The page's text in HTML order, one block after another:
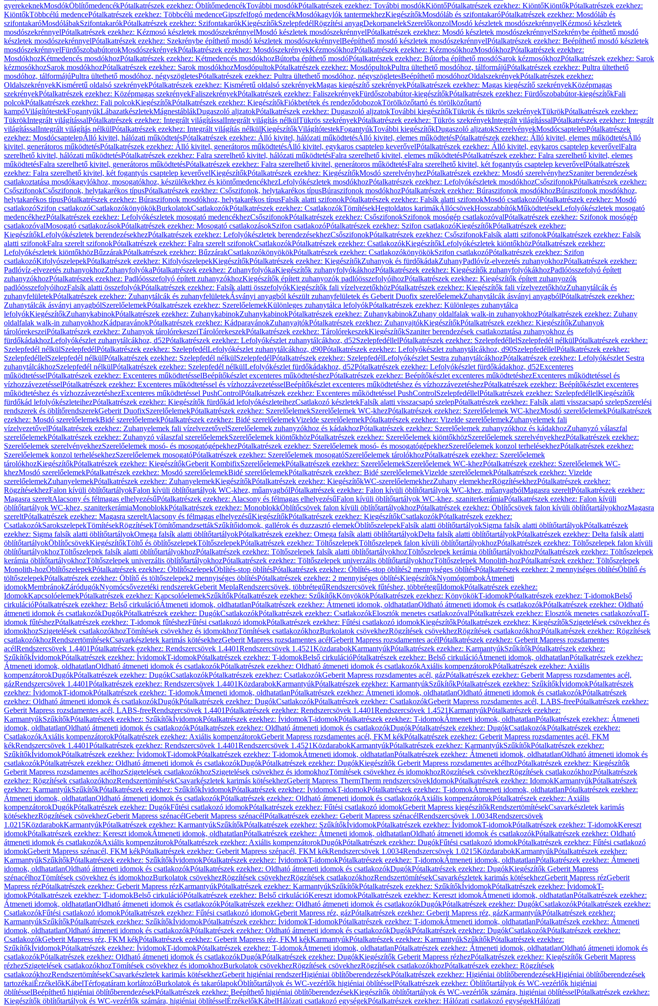
gyerekeknekMosdókÖblítőmedencékPótalkatrészek ezekhez: ÖblítőmedencékTovábbi mosdókPótalkatrészek ezekhez: További mosdókKiöntőPótalkatrészek ezekhez: KiöntőKiöntőkPótalkatrészek ezekhez:
KiöntőkTöbbcélú medencePótalkatrészek ezekhez: Többcélú medenceGipszfelfogó medencékMosdókagylók tantermekhezKiegészítőkMosdóláb és szifontakaróPótalkatrészek ezekhez: Mosdóláb és
szifontakaróMosdólábakSzifontakarókPótalkatrészek ezekhez: SzifontakarókKiegészítőkSzelepfedélRögzítési anyagDekorpanelekSzerelőkonzolMosdó készletek mosdószekrénnyelKézmosó készletek
mosdószekrénnyelPótalkatrészek ezekhez: Kézmosó készletek mosdószekrénnyelMosdó készletek mosdószekrénnyelPótalkatrészek ezekhez: Mosdó készletek mosdószekrénnyelSzekrénybe építhető mosdó
készletek mosdószekrénnyelPótalkatrészek ezekhez: Szekrénybe építhető mosdó készletek mosdószekrénnyelBeépíthető mosdó készletek mosdószekrénnyelPótalkatrészek ezekhez: Beépíthető mosdó készletek
mosdószekrénnyelFürdőszobabútorokMosdószekrényekPótalkatrészek ezekhez: MosdószekrényekKézmosókhozPótalkatrészek ezekhez: KézmosókhozMosdókhozPótalkatrészek ezekhez:
MosdókhozKétmedencés mosdókhozPótalkatrészek ezekhez: Kétmedencés mosdókhozBútorba építhető mosdóPótalkatrészek ezekhez: Bútorba építhető mosdóSarok kézmosókhozPótalkatrészek ezekhez: Sarok
kézmosókhozSarok mosdókhozPótalkatrészek ezekhez: Sarok mosdókhozMosdópultokPótalkatrészek ezekhez: MosdópultokPultra ültethető mosdóhoz, tálformájúPótalkatrészek ezekhez: Pultra ültethető
mosdóhoz, tálformájúPultra ültethető mosdóhoz, négyszögletesPótalkatrészek ezekhez: Pultra ültethető mosdóhoz, négyszögletesBeépíthető mosdóhozOldalszekrényekPótalkatrészek ezekhez:
OldalszekrényekKisméretű oldalsó szekrényekPótalkatrészek ezekhez: Kisméretű oldalsó szekrényekMagas kiegészítő szekrényekPótalkatrészek ezekhez: Magas kiegészítő szekrényekKözépmagas
szekrényekPótalkatrészek ezekhez: Középmagas szekrényekFaliszekrényekPótalkatrészek ezekhez: FaliszekrényekFürdőszobabútor-kiegészítőkPótalkatrészek ezekhez: Fürdőszobabútor-kiegészítőkFali
polcokPótalkatrészek ezekhez: Fali polcokKiegészítőkPótalkatrészek ezekhez: KiegészítőkFiókbetétek és rendeződobozokTörölközőtartó és törölközőtartó
kampóVilágítótestekFogantyúkLábazatkészletekMágnestáblákDugaszoló aljzatokPótalkatrészek ezekhez: Dugaszoló aljzatokTovábbi kiegészítőkTükrök és tükrös szekrényekTükrökPótalkatrészek ezekhez:
TükrökIntegrált világítássalPótalkatrészek ezekhez: Integrált világítássalIntegrált világítás nélkülTükrös szekrényekPótalkatrészek ezekhez: Tükrös szekrényekIntegrált világítássalPótalkatrészek ezekhez: Integrált
világítássalIntegrált világítás nélkülPótalkatrészek ezekhez: Integrált világítás nélkülKiegészítőkVilágítótestekFogantyúkTovábbi kiegészítőkDugaszoló aljzatokSzerelvényekMosdócsaptelepPótalkatrészek
ezekhez: MosdócsaptelepÁlló kivitel, hálózati működtetésPótalkatrészek ezekhez: Álló kivitel, hálózati működtetésÁlló kivitel, elemes működtetésPótalkatrészek ezekhez: Álló kivitel, elemes működtetésÁlló
kivitel, generátoros működtetésPótalkatrészek ezekhez: Álló kivitel, generátoros működtetésÁlló kivitel, egykaros csaptelep keverővelPótalkatrészek ezekhez: Álló kivitel, egykaros csaptelep keverővelFalra
szerelhető kivitel, hálózati működtetésPótalkatrészek ezekhez: Falra szerelhető kivitel, hálózati működtetésFalra szerelhető kivitel, elemes működtetésPótalkatrészek ezekhez: Falra szerelhető kivitel, elemes
működtetésFalra szerelhető kivitel, generátoros működtetésPótalkatrészek ezekhez: Falra szerelhető kivitel, generátoros működtetésFalra szerelhető kivitel, két fogantyús csaptelep keverővelPótalkatrészek
ezekhez: Falra szerelhető kivitel, két fogantyús csaptelep keverővelKiegészítőkPótalkatrészek ezekhez: KiegészítőkMosdó szerelvényhezPótalkatrészek ezekhez: Mosdó szerelvényhezSzaniter berendezések
csatlakoztatása mosdókagylókhoz, mosogatókhoz, készülékekhez és kiöntőmedencékhezLefolyókészletek mosdókhozPótalkatrészek ezekhez: Lefolyókészletek mosdókhozCsőszifonokPótalkatrészek ezekhez:
CsőszifonokCsőszifonok, helytakarékos típusPótalkatrészek ezekhez: Csőszifonok, helytakarékos típusBúraszifonok mosdókhozPótalkatrészek ezekhez: Búraszifonok mosdókhozBúraszifonok mosdókhoz,
helytakarékos típusPótalkatrészek ezekhez: Búraszifonok mosdókhoz, helytakarékos típusFalsík alatti szifonokPótalkatrészek ezekhez: Falsík alatti szifonokMosdó csatlakozóPótalkatrészek ezekhez: Mosdó
csatlakozóSzifon csatlakozóCsatlakozókönyökökBurkolatokCsatlakozókPótalkatrészek ezekhez: CsatlakozókTömítésekHegtoldatos karimákÁllócsövekHosszabbítókMűködtetésekLefolyókészletek mosogató
medencékhezPótalkatrészek ezekhez: Lefolyókészletek mosogató medencékhezCsőszifonokPótalkatrészek ezekhez: CsőszifonokSzifonok mosógép csatlakozóvalPótalkatrészek ezekhez: Szifonok mosógép
csatlakozóvalMosogató csatlakozásokPótalkatrészek ezekhez: Mosogató csatlakozásokSzifon csatlakozóPótalkatrészek ezekhez: Szifon csatlakozóKiegészítőkPótalkatrészek ezekhez:
KiegészítőkLefolyókészletek berendezésekhezPótalkatrészek ezekhez: Lefolyókészletek berendezésekhezCsőszifonokPótalkatrészek ezekhez: CsőszifonokFalsík alatti szifonokPótalkatrészek ezekhez: Falsík
alatti szifonokFalra szerelt szifonokPótalkatrészek ezekhez: Falra szerelt szifonokCsatlakozókPótalkatrészek ezekhez: CsatlakozókKiegészítőkLefolyókészletek kiöntőkhözPótalkatrészek ezekhez:
Lefolyókészletek kiöntőkhözBűzzárakPótalkatrészek ezekhez: BűzzárakCsatlakozókönyökökPótalkatrészek ezekhez: CsatlakozókönyökökSzifon csatlakozóPótalkatrészek ezekhez: Szifon
csatlakozóKifolyószelepekPótalkatrészek ezekhez: KifolyószelepekKiegészítőkPótalkatrészek ezekhez: KiegészítőkZuhanyok és fürdőkádakZuhanyPadlóvíz-elvezetés zuhanyokhozPótalkatrészek ezekhez:
Padlóvíz-elvezetés zuhanyokhozZuhanyfolyókaPótalkatrészek ezekhez: ZuhanyfolyókaKiegészítők zuhanyfolyókákhozPótalkatrészek ezekhez: Kiegészítők zuhanyfolyókákhozPadlóösszefolyó épített
zuhanyzókhozPótalkatrészek ezekhez: Padlóösszefolyó épített zuhanyzókhozKiegészítők épített zuhanyozók padlóösszefolyóihozPótalkatrészek ezekhez: Kiegészítők épített zuhanyozók
padlóösszefolyóihozFalsík alatti összefolyókPótalkatrészek ezekhez: Falsík alatti összefolyókKiegészítők fali vízelvezetőkhözPótalkatrészek ezekhez: Kiegészítők fali vízelvezetőkhözZuhanytálcák és
zuhanyfelületekPótalkatrészek ezekhez: Zuhanytálcák és zuhanyfelületekÁsványi anyagból készült zuhanyfelületek és Geberit Duofix szerelőelemekZuhanytálcák ásványi anyagbólPótalkatrészek ezekhez:
Zuhanytálcák ásványi anyagbólSzerelőelemekPótalkatrészek ezekhez: SzerelőelemekKülönleges zuhanytálca lefolyókPótalkatrészek ezekhez: Különleges zuhanytálca
lefolyókKiegészítőkZuhanykabinokPótalkatrészek ezekhez: ZuhanykabinokZuhanykabinokPótalkatrészek ezekhez: ZuhanykabinokZuhany oldalfalak walk-in zuhanyokhozPótalkatrészek ezekhez: Zuhany
oldalfalak walk-in zuhanyokhozKádparavánokPótalkatrészek ezekhez: KádparavánokZuhanyajtókPótalkatrészek ezekhez: ZuhanyajtókKiegészítőkPótalkatrészek ezekhez: KiegészítőkZuhanyok
tárolórekeszeiPótalkatrészek ezekhez: Zuhanyok tárolórekeszeiTárolórekeszekPótalkatrészek ezekhez: TárolórekeszekKiegészítőkSzaniter berendezések csatlakoztatása zuhanyokhoz és
fürdőkádakhozLefolyókészlet zuhanytálcákhoz, d52Pótalkatrészek ezekhez: Lefolyókészlet zuhanytálcákhoz, d52SzelepfedéllelPótalkatrészek ezekhez: SzelepfedéllelSzelepfedél nélkülPótalkatrészek ezekhez:
Szelepfedél nélkülSzelepfedélPótalkatrészek ezekhez: SzelepfedélLefolyókészlet zuhanytálcákhoz, d90Pótalkatrészek ezekhez: Lefolyókészlet zuhanytálcákhoz, d90SzelepfedéllelPótalkatrészek ezekhez:
SzelepfedéllelSzelepfedél nélkülPótalkatrészek ezekhez: Szelepfedél nélkülSzelepfedélPótalkatrészek ezekhez: SzelepfedélLefolyókészlet Sestra zuhanytálcákhozPótalkatrészek ezekhez: Lefolyókészlet Sestra
zuhanytálcákhozSzelepfedél nélkülPótalkatrészek ezekhez: Szelepfedél nélkülLefolyókészlet fürdőkádakhoz, d52Pótalkatrészek ezekhez: Lefolyókészlet fürdőkádakhoz, d52Excenteres
működtetésselPótalkatrészek ezekhez: Excenteres működtetésselBeépítőkészlet excenteres működtetéshezPótalkatrészek ezekhez: Beépítőkészlet excenteres működtetéshezExcenteres működtetéssel és
vízhozzávezetésselPótalkatrészek ezekhez: Excenteres működtetéssel és vízhozzávezetésselBeépítőkészlet excenteres működtetéshez és vízhozzávezetéshezPótalkatrészek ezekhez: Beépítőkészlet excenteres
működtetéshez és vízhozzávezetéshezExcenteres működtetéssel PushControlPótalkatrészek ezekhez: Excenteres működtetéssel PushControlSzelepfedéllelPótalkatrészek ezekhez: SzelepfedéllelKiegészítők
fürdőkád lefolyókészleteihezPótalkatrészek ezekhez: Kiegészítők fürdőkád lefolyókészleteihezCsatlakozó készletekFalsík alatti visszacsapó szelepPótalkatrészek ezekhez: Falsík alatti visszacsapó szelepSzerelési
rendszerek és öblítőrendszerekGeberit DuofixSzerelőelemekPótalkatrészek ezekhez: SzerelőelemekSzerelőelemek WC-khezPótalkatrészek ezekhez: Szerelőelemek WC-khezMosdó szerelőelemekPótalkatrészek
ezekhez: Mosdó szerelőelemekBidé szerelőelemekPótalkatrészek ezekhez: Bidé szerelőelemekVizelde szerelőelemekPótalkatrészek ezekhez: Vizelde szerelőelemekZuhanyelemek fali
vízelvezetővelPótalkatrészek ezekhez: Zuhanyelemek fali vízelvezetővelSzerelőelemek zuhanyzókhoz és kádakhozPótalkatrészek ezekhez: Szerelőelemek zuhanyzókhoz és kádakhozZuhanyzó válaszfal
szerelőelemekPótalkatrészek ezekhez: Zuhanyzó válaszfal szerelőelemekSzerelőelemek kiöntőkhözPótalkatrészek ezekhez: Szerelőelemek kiöntőkhözSzerelőelemek szerelvényekhezPótalkatrészek ezekhez:
Szerelőelemek szerelvényekhezSzerelőelemek mosó- és mosogatógépekhezPótalkatrészek ezekhez: Szerelőelemek mosó- és mosogatógépekhezSzerelőelemek konzol terhelésekhezPótalkatrészek ezekhez:
Szerelőelemek konzol terhelésekhezSzerelőelemek mosogatóPótalkatrészek ezekhez: Szerelőelemek mosogatóSzerelőelemek tárolókhozPótalkatrészek ezekhez: Szerelőelemek
tárolókhozKiegészítőkPótalkatrészek ezekhez: KiegészítőkGeberit KombifixSzerelőelemekPótalkatrészek ezekhez: SzerelőelemekSzerelőelemek WC-khezPótalkatrészek ezekhez: Szerelőelemek WC-
khezMosdó szerelőelemekPótalkatrészek ezekhez: Mosdó szerelőelemekBidé szerelőelemekPótalkatrészek ezekhez: Bidé szerelőelemekVizelde szerelőelemekPótalkatrészek ezekhez: Vizelde
szerelőelemekZuhanyelemekPótalkatrészek ezekhez: ZuhanyelemekKiegészítőkPótalkatrészek ezekhez: KiegészítőkWC-szerelőelemekhezZuhany elemekhezRögzítésekhezPótalkatrészek ezekhez:
RögzítésekhezFalon kívüli öblítőtartályokFalon kívüli öblítőtartályok WC-khez, műanyagbólPótalkatrészek ezekhez: Falon kívüli öblítőtartályok WC-khez, műanyagbólMagasra szereltPótalkatrészek ezekhez:
Magasra szereltAlacsony és félmagas elhelyezésűPótalkatrészek ezekhez: Alacsony és félmagas elhelyezésűFalon kívüli öblítőtartályok WC-khez, szaniterkerámiaPótalkatrészek ezekhez: Falon kívüli
öblítőtartályok WC-khez, szaniterkerámiaMonoblokkPótalkatrészek ezekhez: MonoblokkÖblítőcsövek falon kívüli öblítőtartályokhozPótalkatrészek ezekhez: Öblítőcsövek falon kívüli öblítőtartályokhozMagasra
szereltPótalkatrészek ezekhez: Magasra szereltAlacsony és félmagas elhelyezésűKiegészítőkPótalkatrészek ezekhez: KiegészítőkCsatlakozókPótalkatrészek ezekhez:
CsatlakozókSarokszelepekTömítésekRögzítésekTömítőmandzsettákSzűkítőidomok, gallérok és duzzasztó elemekÖblítőszelepekFalsík alatti öblítőtartályokSigma falsík alatti öblítőtartályokPótalkatrészek
ezekhez: Sigma falsík alatti öblítőtartályokOmega falsík alatti öblítőtartályokPótalkatrészek ezekhez: Omega falsík alatti öblítőtartályokDelta falsík alatti öblítőtartályokPótalkatrészek ezekhez: Delta falsík alatti
öblítőtartályokÖblítőcsövekKiegészítőkTöltő és öblítőszelepekTöltőszelepekPótalkatrészek ezekhez: TöltőszelepekTöltőszelepek falon kívüli öblítőtartályokhozPótalkatrészek ezekhez: Töltőszelepek falon kívüli
öblítőtartályokhozTöltőszelepek falsík alatti öblítőtartályokhozPótalkatrészek ezekhez: Töltőszelepek falsík alatti öblítőtartályokhozTöltőszelepek kerámia öblítőtartályokhozPótalkatrészek ezekhez: Töltőszelepek
kerámia öblítőtartályokhozTöltőszelepek univerzális öblítőtartályokhozPótalkatrészek ezekhez: Töltőszelepek univerzális öblítőtartályokhozTöltőszelepek Monolith-hozPótalkatrészek ezekhez: Töltőszelepek
Monolith-hozÖblítőszelepekPótalkatrészek ezekhez: ÖblítőszelepekÖblítés-stop öblítésPótalkatrészek ezekhez: Öblítés-stop öblítés2 mennyiséges öblítésPótalkatrészek ezekhez: 2 mennyiséges öblítésÖblítő és
töltőszelepekPótalkatrészek ezekhez: Öblítő és töltőszelepek2 mennyiséges öblítésPótalkatrészek ezekhez: 2 mennyiséges öblítésKiegészítőkNyomógombokÁtmeneti
idomokMembránokZáródugókNyomócsővezetéki rendszerekGeberit MeplaRendszercsövek, többrétegűRendszercsövek fűtéshez, többrétegűIdomokPótalkatrészek ezekhez:
IdomokKapcsolóelemekPótalkatrészek ezekhez: KapcsolóelemekSzűkítőkPótalkatrészek ezekhez: SzűkítőkKönyökökPótalkatrészek ezekhez: KönyökökT-idomokPótalkatrészek ezekhez: T-idomokBelső
cirkulációPótalkatrészek ezekhez: Belső cirkulációÁtmeneti idomok, oldhatatlanPótalkatrészek ezekhez: Átmeneti idomok, oldhatatlanOldható átmeneti idomok és csatlakozókPótalkatrészek ezekhez: Oldható
átmeneti idomok és csatlakozókDugókPótalkatrészek ezekhez: DugókCsatlakozókPótalkatrészek ezekhez: CsatlakozókElosztók menetes csatlakozóvalPótalkatrészek ezekhez: Elosztók menetes csatlakozóvalT-
idomok fűtéshezPótalkatrészek ezekhez: T-idomok fűtéshezFűtési csatlakozó idomokPótalkatrészek ezekhez: Fűtési csatlakozó idomokKiegészítőkPótalkatrészek ezekhez: KiegészítőkSzigetelések csövekhez és
idomokhozSzigetelések csatlakozókhozTömítések csövekhez és idomokhozTömítések csatlakozókhozBurkolatok csövekhezRögzítések csövekhezRögzítések csatlakozókhozPótalkatrészek ezekhez: Rögzítések
csatlakozókhozRendszertömítésekCsavarkészletek karimás kötésekhezGeberit Mapress rozsdamentes acélGeberit Mapress rozsdamentes acélPótalkatrészek ezekhez: Geberit Mapress rozsdamentes
acélRendszercsövek 1.4401Pótalkatrészek ezekhez: Rendszercsövek 1.4401Rendszercsövek 1.4521KözdarabokKarmantyúkPótalkatrészek ezekhez: KarmantyúkSzűkítőkPótalkatrészek ezekhez:
SzűkítőkÍvidomokPótalkatrészek ezekhez: ÍvidomokT-idomokPótalkatrészek ezekhez: T-idomokBelső cirkulációPótalkatrészek ezekhez: Belső cirkulációÁtmeneti idomok, oldhatatlanPótalkatrészek ezekhez:
Átmeneti idomok, oldhatatlanOldható átmeneti idomok és csatlakozókPótalkatrészek ezekhez: Oldható átmeneti idomok és csatlakozókAxiális kompenzátorokPótalkatrészek ezekhez: Axiális
kompenzátorokDugókPótalkatrészek ezekhez: DugókCsatlakozókPótalkatrészek ezekhez: CsatlakozókGeberit Mapress rozsdamentes acél, gázPótalkatrészek ezekhez: Geberit Mapress rozsdamentes acél,
gázRendszercsövek 1.4401Pótalkatrészek ezekhez: Rendszercsövek 1.4401KözdarabokKarmantyúkPótalkatrészek ezekhez: KarmantyúkSzűkítőkPótalkatrészek ezekhez: SzűkítőkÍvidomokPótalkatrészek
ezekhez: ÍvidomokT-idomokPótalkatrészek ezekhez: T-idomokÁtmeneti idomok, oldhatatlanPótalkatrészek ezekhez: Átmeneti idomok, oldhatatlanOldható átmeneti idomok és csatlakozókPótalkatrészek
ezekhez: Oldható átmeneti idomok és csatlakozókDugókPótalkatrészek ezekhez: DugókCsatlakozókPótalkatrészek ezekhez: CsatlakozókGeberit Mapress rozsdamentes acél, LABS-freePótalkatrészek ezekhez:
Geberit Mapress rozsdamentes acél, LABS-freeRendszercsövek 1.4401Pótalkatrészek ezekhez: Rendszercsövek 1.4401Rendszercsövek 1.4521KarmantyúkPótalkatrészek ezekhez:
KarmantyúkSzűkítőkPótalkatrészek ezekhez: SzűkítőkÍvidomokPótalkatrészek ezekhez: ÍvidomokT-idomokPótalkatrészek ezekhez: T-idomokÁtmeneti idomok, oldhatatlanPótalkatrészek ezekhez: Átmeneti
idomok, oldhatatlanOldható átmeneti idomok és csatlakozókPótalkatrészek ezekhez: Oldható átmeneti idomok és csatlakozókDugókPótalkatrészek ezekhez: DugókCsatlakozókPótalkatrészek ezekhez:
CsatlakozókAxiális kompenzátorokPótalkatrészek ezekhez: Axiális kompenzátorokGeberit Mapress rozsdamentes acél, FKM kékPótalkatrészek ezekhez: Geberit Mapress rozsdamentes acél, FKM
kékRendszercsövek 1.4401Pótalkatrészek ezekhez: Rendszercsövek 1.4401Rendszercsövek 1.4521KözdarabokKarmantyúkPótalkatrészek ezekhez: KarmantyúkSzűkítőkPótalkatrészek ezekhez:
SzűkítőkÍvidomokPótalkatrészek ezekhez: ÍvidomokT-idomokPótalkatrészek ezekhez: T-idomokÁtmeneti idomok, oldhatatlanPótalkatrészek ezekhez: Átmeneti idomok, oldhatatlanOldható átmeneti idomok és
csatlakozókPótalkatrészek ezekhez: Oldható átmeneti idomok és csatlakozókDugókPótalkatrészek ezekhez: DugókKiegészítők Geberit Mapress rozsdamentes acélhozPótalkatrészek ezekhez: Kiegészítők
Geberit Mapress rozsdamentes acélhozSzigetelések csatlakozókhozSzigetelések csövekhez és idomokhozTömítések csövekhez és idomokhozRögzítések csövekhezRögzítések csatlakozókhozPótalkatrészek
ezekhez: Rögzítések csatlakozókhozRendszertömítésekCsavarkészletek karimás kötésekhezGeberit Mapress ThermTherm rendszercsövekIdomokPótalkatrészek ezekhez: IdomokKarmantyúkPótalkatrészek
ezekhez: KarmantyúkSzűkítőkPótalkatrészek ezekhez: SzűkítőkÍvidomokPótalkatrészek ezekhez: ÍvidomokT-idomokPótalkatrészek ezekhez: T-idomokÁtmeneti idomok, oldhatatlanPótalkatrészek ezekhez:
Átmeneti idomok, oldhatatlanOldható átmeneti idomok és csatlakozókPótalkatrészek ezekhez: Oldható átmeneti idomok és csatlakozókAxiális kompenzátorokPótalkatrészek ezekhez: Axiális
kompenzátorokDugókPótalkatrészek ezekhez: DugókFűtési csatlakozó idomokPótalkatrészek ezekhez: Fűtési csatlakozó idomokGeberit Mapress kiegészítőkRendszertömítésekCsavarkészletek karimás
kötésekhezRögzítések csövekhezGeberit Mapress szénacélGeberit Mapress szénacélPótalkatrészek ezekhez: Geberit Mapress szénacélRendszercsövek 1.0034Rendszercsövek
1.0215KözdarabokKarmantyúkPótalkatrészek ezekhez: KarmantyúkSzűkítőkPótalkatrészek ezekhez: SzűkítőkÍvidomokPótalkatrészek ezekhez: ÍvidomokT-idomokPótalkatrészek ezekhez: T-idomokKereszt
idomokPótalkatrészek ezekhez: Kereszt idomokÁtmeneti idomok, oldhatatlanPótalkatrészek ezekhez: Átmeneti idomok, oldhatatlanOldható átmeneti idomok és csatlakozókPótalkatrészek ezekhez: Oldható
átmeneti idomok és csatlakozókAxiális kompenzátorokPótalkatrészek ezekhez: Axiális kompenzátorokDugókPótalkatrészek ezekhez: DugókFűtési csatlakozó idomokPótalkatrészek ezekhez: Fűtési csatlakozó
idomokGeberit Mapress szénacél, FKM kékPótalkatrészek ezekhez: Geberit Mapress szénacél, FKM kékRendszercsövek 1.0034Rendszercsövek 1.0215KözdarabokKarmantyúkPótalkatrészek ezekhez:
KarmantyúkSzűkítőkPótalkatrészek ezekhez: SzűkítőkÍvidomokPótalkatrészek ezekhez: ÍvidomokT-idomokPótalkatrészek ezekhez: T-idomokÁtmeneti idomok, oldhatatlanPótalkatrészek ezekhez: Átmeneti
idomok, oldhatatlanOldható átmeneti idomok és csatlakozókPótalkatrészek ezekhez: Oldható átmeneti idomok és csatlakozókDugókPótalkatrészek ezekhez: DugókKiegészítők Geberit Mapress
szénacélhozTömítések csövekhez és idomokhozBurkolatok csövekhezRögzítések csövekhezRögzítések csatlakozókhozRendszertömítésekCsavarkészletek karimás kötésekhezGeberit Mapress rézGeberit
Mapress rézPótalkatrészek ezekhez: Geberit Mapress rézKarmantyúkPótalkatrészek ezekhez: KarmantyúkSzűkítőkPótalkatrészek ezekhez: SzűkítőkÍvidomokPótalkatrészek ezekhez: ÍvidomokT-
idomokPótalkatrészek ezekhez: T-idomokBelső cirkulációPótalkatrészek ezekhez: Belső cirkulációKereszt idomokPótalkatrészek ezekhez: Kereszt idomokÁtmeneti idomok, oldhatatlanPótalkatrészek ezekhez:
Átmeneti idomok, oldhatatlanOldható átmeneti idomok és csatlakozókPótalkatrészek ezekhez: Oldható átmeneti idomok és csatlakozókDugókPótalkatrészek ezekhez: DugókCsatlakozókPótalkatrészek ezekhez:
CsatlakozókFűtési csatlakozó idomokPótalkatrészek ezekhez: Fűtési csatlakozó idomokGeberit Mapress réz, gázPótalkatrészek ezekhez: Geberit Mapress réz, gázKarmantyúkPótalkatrészek ezekhez:
KarmantyúkSzűkítőkPótalkatrészek ezekhez: SzűkítőkÍvidomokPótalkatrészek ezekhez: ÍvidomokT-idomokPótalkatrészek ezekhez: T-idomokÁtmeneti idomok, oldhatatlanPótalkatrészek ezekhez: Átmeneti
idomok, oldhatatlanOldható átmeneti idomok és csatlakozókPótalkatrészek ezekhez: Oldható átmeneti idomok és csatlakozókDugókPótalkatrészek ezekhez: DugókCsatlakozókPótalkatrészek ezekhez:
CsatlakozókGeberit Mapress réz, FKM kékPótalkatrészek ezekhez: Geberit Mapress réz, FKM kékKarmantyúkPótalkatrészek ezekhez: KarmantyúkSzűkítőkPótalkatrészek ezekhez:
SzűkítőkÍvidomokPótalkatrészek ezekhez: ÍvidomokT-idomokPótalkatrészek ezekhez: T-idomokÁtmeneti idomok, oldhatatlanPótalkatrészek ezekhez: Átmeneti idomok, oldhatatlanOldható átmeneti idomok és
csatlakozókPótalkatrészek ezekhez: Oldható átmeneti idomok és csatlakozókDugókPótalkatrészek ezekhez: DugókKiegészítők Geberit Mapress rézhezPótalkatrészek ezekhez: Kiegészítők Geberit Mapress
rézhezSzigetelések csatlakozókhozTömítések csövekhez és idomokhozBurkolatok csövekhezRögzítések csövekhezRögzítések csatlakozókhozPótalkatrészek ezekhez: Rögzítések
csatlakozókhozRendszertömítésekCsavarkészletek karimás kötésekhezGeberit higiéniai rendszerHigiéniai öblítőberendezésekPótalkatrészek ezekhez: Higiéniai öblítőberendezésekHigiéniai öblítőberendezések
tartozékaiÉrzékelőkKábelTérfogatáram korlátozóBurkolatok és takarólapokÖblítőtartályok és WC-vezérlők higiéniai öblítésselPótalkatrészek ezekhez: Öblítőtartályok és WC-vezérlők higiéniai
öblítésselBeépíthető higiéniai öblítőberendezésekPótalkatrészek ezekhez: Beépíthető higiéniai öblítőberendezésekKiegészítők öblítőtartályok és WC-vezérlők számára, higiéniai öblítésselPótalkatrészek ezekhez:
Kiegészítők öblítőtartályok és WC-vezérlők számára, higiéniai öblítésselÉrzékelőkKábelHálózati csatlakozó egységekPótalkatrészek ezekhez: Hálózati csatlakozó egységekHálózati